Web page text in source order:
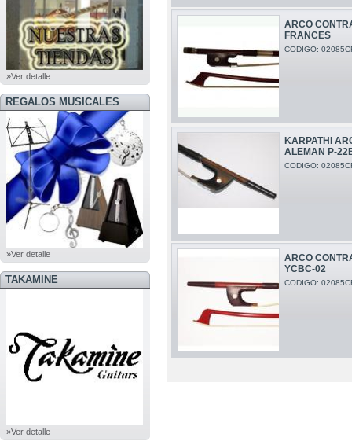
»Ver detalle
REGALOS MUSICALES
»Ver detalle
TAKAMINE
»Ver detalle
ARCO
FRANCES
CODIGO:
KARPATHI
ALEMAN P-
CODIGO:
ARCO
YCBC-02
CODIGO: